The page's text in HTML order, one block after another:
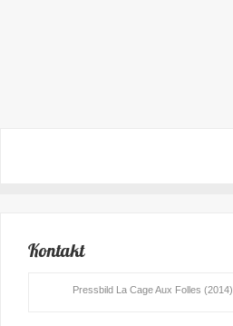
Kontakt
Pressbild La Cage Aux Folles (2014)